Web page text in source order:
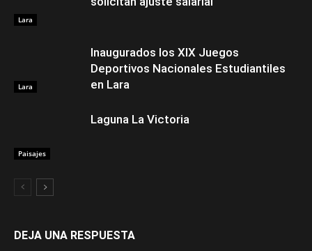
Lara
Lara
Inaugurados los XIX Juegos
Deportivos Nacionales Estudiantiles
en Lara
Paisajes
Laguna La Victoria
DEJA UNA RESPUESTA